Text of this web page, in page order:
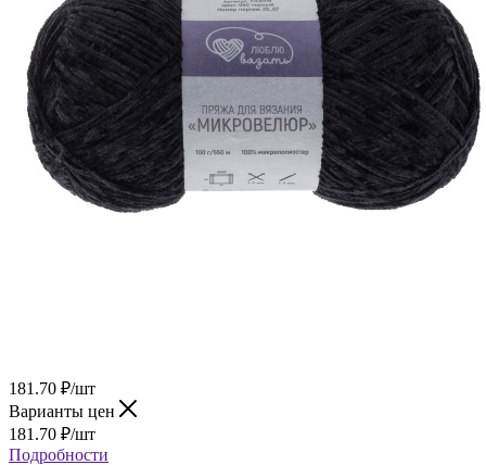
181.70 ₽/шт
Варианты цен
181.70 ₽/шт
Подробности